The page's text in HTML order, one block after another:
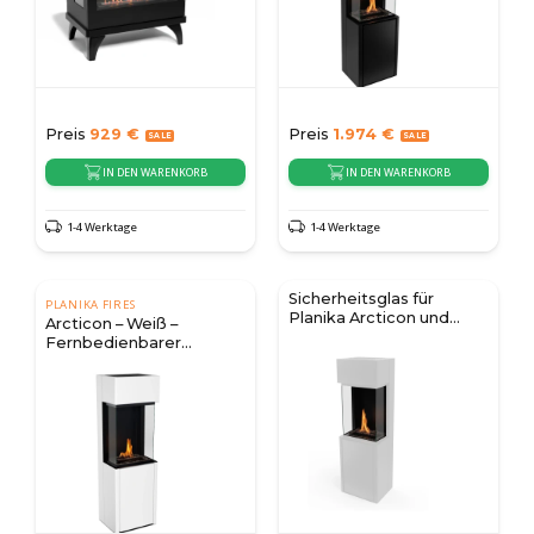
Preis 929 €
IN DEN WARENKORB
1-4 Werktage
Preis 1.974 €
IN DEN WARENKORB
1-4 Werktage
PLANIKA FIRES
Arcticon – Weiß –
Fernbedienbarer
Sicherheitsglas für
Planika Arcticon und